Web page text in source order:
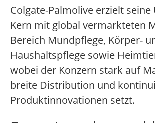
Colgate-Palmolive erzielt seine
Kern mit global vermarkteten
Bereich Mundpflege, Körper-
Haushaltspflege sowie
wobei der Konzern stark auf
breite Distribution und
Produktinnovationen setzt.